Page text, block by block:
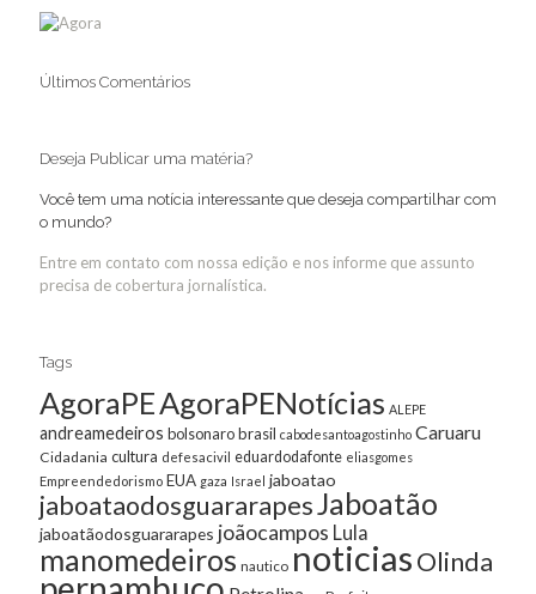
Últimos Comentários
Deseja Publicar uma matéria?
Você tem uma notícia interessante que deseja compartilhar com
o mundo?
Entre em contato com nossa edição e nos informe que assunto
precisa de cobertura jornalística.
Tags
AgoraPEAgoraPENotícias ALEPE
andreamedeiros bolsonarobrasil cabodesantoagostinho Caruaru
Cidadania cultura defesacivil eduardodafonte eliasgomes
Empreendedorismo EUA gaza Israel jaboatao
jaboataodosguararapesJaboatão
jaboatãodosguararapes joãocampos Lula
manomedeiros nautico noticiasOlinda